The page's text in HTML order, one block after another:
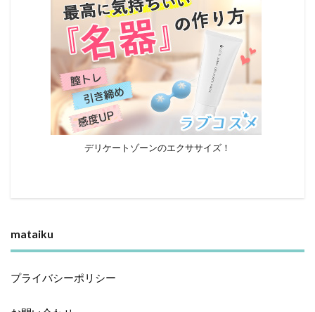
デリケートゾーンのエクササイズ！
mataiku
プライバシーポリシー